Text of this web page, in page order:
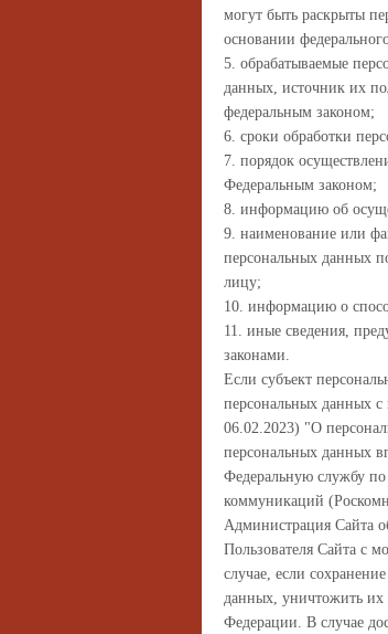
могут быть раскрыты
основании
5. обрабатываемые
данных, источник их
федеральным законом;
6. сроки обработки
7. порядок
Федеральным законом;
8. информацию об
9. наименование или
персональных данных
лицу;
10. информацию о
11. иные сведения,
законами.
Если субъект
персональных данных
06.02.2023) "О
персональных данных
Федеральную службу
коммуникаций
Администрация Сайта
Пользователя Сайта с
случае, если
данных, уничтожить их
Федерации. В случае